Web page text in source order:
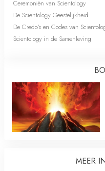
Ceremoniën van Scientology
De Scientology Geestelijkheid
De Credo’s en Codes van
Scientology in de Samenleving
MEER